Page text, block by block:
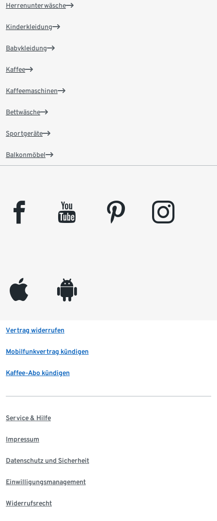
Herrenunterwäsche
Kinderkleidung
Babykleidung
Kaffee
Kaffeemaschinen
Bettwäsche
Sportgeräte
Balkonmöbel
facebook youtube pinterest instagram
appleinc android
Vertrag widerrufen
Mobilfunkvertrag kündigen
Kaffee-Abo kündigen
Service & Hilfe
Impressum
Datenschutz und Sicherheit
Einwilligungsmanagement
Widerrufsrecht